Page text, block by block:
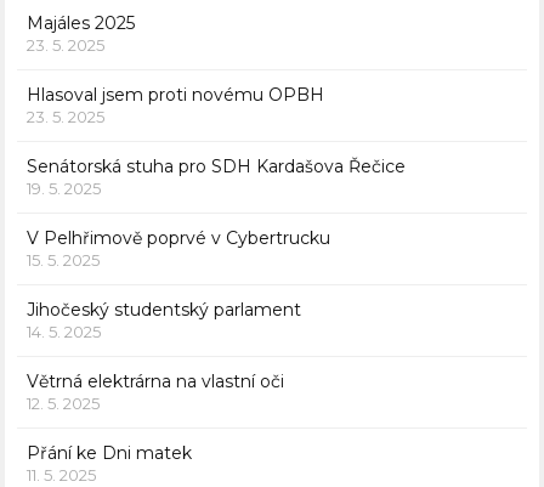
Majáles 2025
23. 5. 2025
Hlasoval jsem proti novému OPBH
23. 5. 2025
Senátorská stuha pro SDH Kardašova Řečice
19. 5. 2025
V Pelhřimově poprvé v Cybertrucku
15. 5. 2025
Jihočeský studentský parlament
14. 5. 2025
Větrná elektrárna na vlastní oči
12. 5. 2025
Přání ke Dni matek
11. 5. 2025